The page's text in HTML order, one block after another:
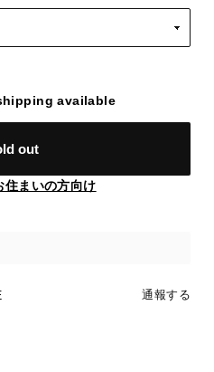
available
out
住まいの方向け
通報する